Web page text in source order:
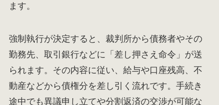
ます。
強制執行が決定すると、裁判所から債務者やその
勤務先、取引銀行などに「差し押さえ命令」が送
られます。その内容に従い、給与や口座残高、不
動産などから債権分を差し引く流れです。手続き
途中でも異議申し立てや分割返済の交渉が可能な